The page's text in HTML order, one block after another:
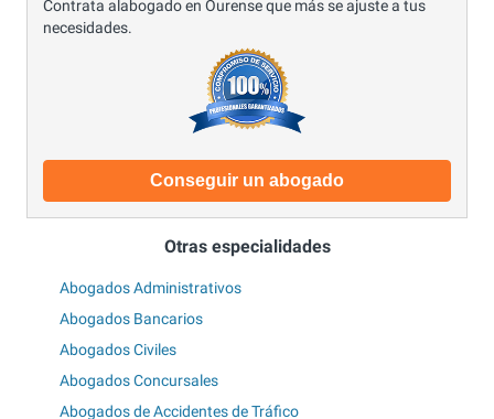
Contrata alabogado en Ourense que más se ajuste a tus
necesidades.
Conseguir un abogado
Otras especialidades
Abogados Administrativos
Abogados Bancarios
Abogados Civiles
Abogados Concursales
Abogados de Accidentes de Tráfico